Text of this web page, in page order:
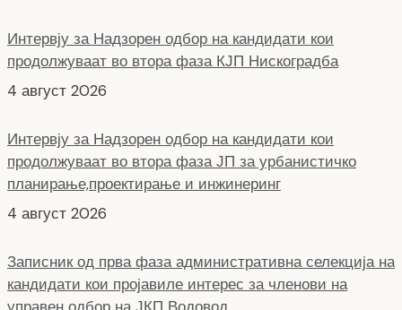
продолжуваат во втора фаза КЈП Нискоградба
4 август 2026
продолжуваат во втора фаза ЈП за урбанистичко
планирање,проектирање и инжинеринг
4 август 2026
кандидати кои пројавиле интерес за членови на
управен одбор на ЈКП Водовод